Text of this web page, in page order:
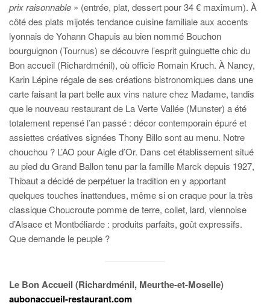
prix raisonnable » (entrée, plat, dessert pour 34 € maximum). À
côté des plats mijotés tendance cuisine familiale aux accents
lyonnais de Yohann Chapuis au bien nommé Bouchon
bourguignon (Tournus) se découvre l’esprit guinguette chic du
Bon accueil (Richardménil), où officie Romain Kruch. À Nancy,
Karin Lépine régale de ses créations bistronomiques dans une
carte faisant la part belle aux vins nature chez Madame, tandis
que le nouveau restaurant de La Verte Vallée (Munster) a été
totalement repensé l’an passé : décor contemporain épuré et
assiettes créatives signées Thony Billo sont au menu. Notre
chouchou ? L’AO pour Aigle d’Or. Dans cet établissement situé
au pied du Grand Ballon tenu par la famille Marck depuis 1927,
Thibaut a décidé de perpétuer la tradition en y apportant
quelques touches inattendues, même si on craque pour la très
classique Choucroute pomme de terre, collet, lard, viennoise
d’Alsace et Montbéliarde : produits parfaits, goût expressifs.
Que demande le peuple ?
Le Bon Accueil (Richardménil, Meurthe-et-Moselle)
aubonaccueil-restaurant.com